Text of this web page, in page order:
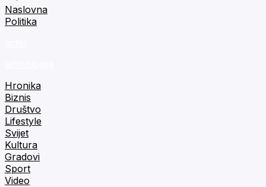
Naslovna
Politika
Hronika
Biznis
Društvo
Lifestyle
Svijet
Kultura
Gradovi
Sport
Video